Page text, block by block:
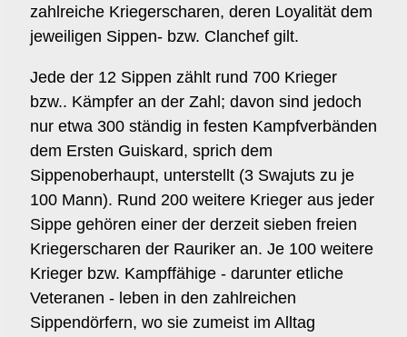
zahlreiche Kriegerscharen, deren Loyalität dem
jeweiligen Sippen- bzw. Clanchef gilt.
Jede der 12 Sippen zählt rund 700 Krieger
bzw.. Kämpfer an der Zahl; davon sind jedoch
nur etwa 300 ständig in festen Kampfverbänden
dem Ersten Guiskard, sprich dem
Sippenoberhaupt, unterstellt (3 Swajuts zu je
100 Mann). Rund 200 weitere Krieger aus jeder
Sippe gehören einer der derzeit sieben freien
Kriegerscharen der Rauriker an. Je 100 weitere
Krieger bzw. Kampffähige - darunter etliche
Veteranen - leben in den zahlreichen
Sippendörfern, wo sie zumeist im Alltag